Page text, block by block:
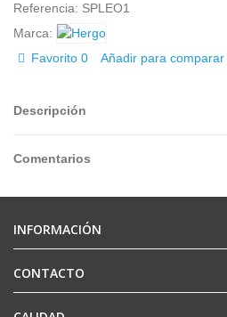
Referencia: SPLEO1
Marca:
Favorito 0 Añadir para comparar
Descripción
Comentarios
INFORMACIÓN
CONTACTO